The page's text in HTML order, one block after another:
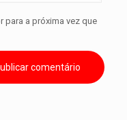
para a próxima vez que